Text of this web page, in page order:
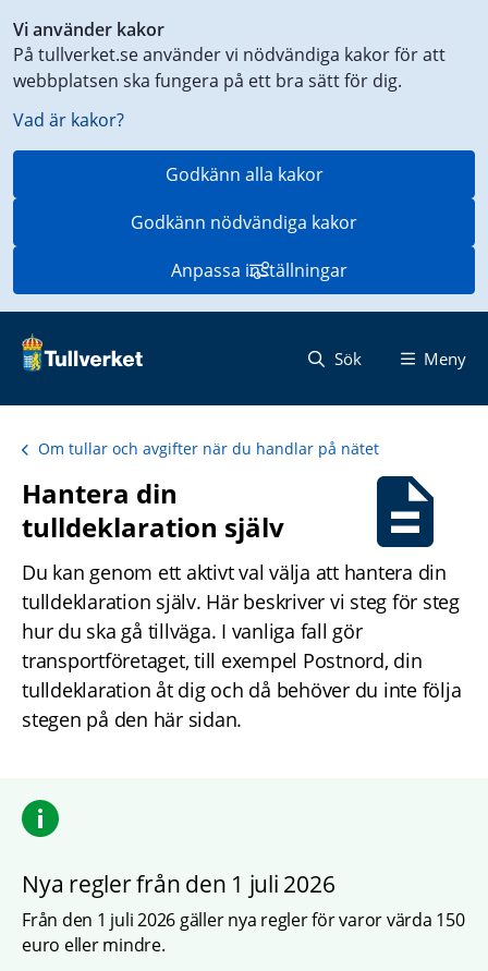
Vi använder kakor
På tullverket.se använder vi nödvändiga kakor för att
webbplatsen ska fungera på ett bra sätt för dig.
Vad är kakor?
Godkänn alla kakor
Godkänn nödvändiga kakor
Anpassa inställningar
till
innehåll
på
aktuell
Sök Meny
Om tullar och avgifter när du handlar på nätet
Hantera din
tulldeklaration själv
Du kan genom ett aktivt val välja att hantera din
tulldeklaration själv. Här beskriver vi steg för steg
hur du ska gå tillväga. I vanliga fall gör
transportföretaget, till exempel Postnord, din
tulldeklaration åt dig och då behöver du inte följa
stegen på den här sidan.
Nya regler från den 1 juli 2026
Från den 1 juli 2026 gäller nya regler för varor värda 150
euro eller mindre.